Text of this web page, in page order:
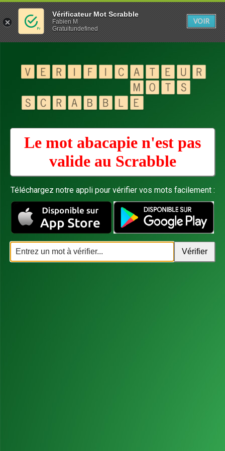
Le mot abacapie n'est pas
valide au Scrabble
Téléchargez notre appli pour vérifier vos mots facilement :
Vérificateur Mot Scrabble
Fabien M
Gratuitundefined
VOIR